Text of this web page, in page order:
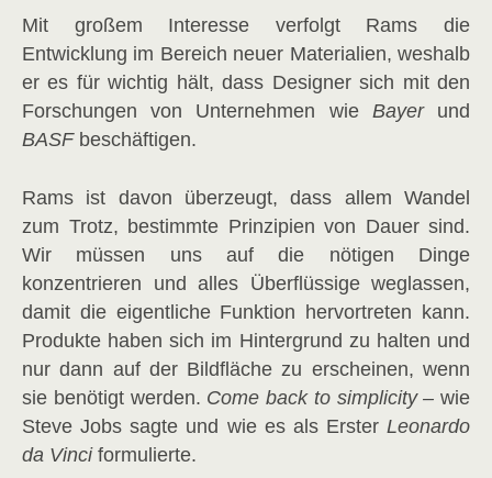
Mit großem Interesse verfolgt Rams die
Entwicklung im Bereich neuer Materialien, weshalb
er es für wichtig hält, dass Designer sich mit den
Forschungen von Unternehmen wie Bayerund
BASFbeschäftigen.
Rams ist davon überzeugt, dass allem Wandel
zum Trotz, bestimmte Prinzipien von Dauer sind.
Wir müssen uns auf die nötigen Dinge
konzentrieren und alles Überflüssige weglassen,
damit die eigentliche Funktion hervortreten kann.
Produkte haben sich im Hintergrund zu halten und
nur dann auf der Bildfläche zu erscheinen, wenn
sie benötigt werden. Come back to simplicity – wie
Steve Jobs sagte und wie es als Erster Leonardo
da Vinciformulierte.